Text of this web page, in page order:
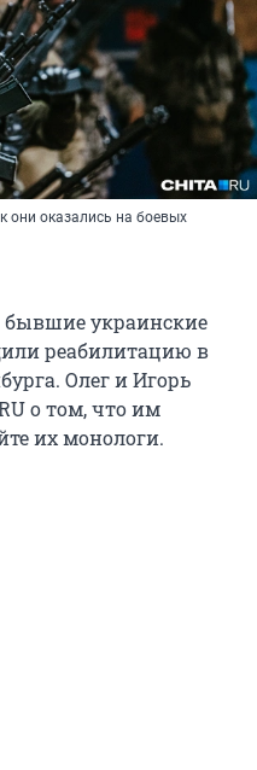
они оказались на боевых
бывшие украинские
реабилитацию в
Олег и Игорь
о том, что им
их монологи.